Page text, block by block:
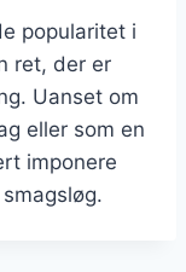
popularitet i
ret, der er
Uanset om
eller som en
imponere